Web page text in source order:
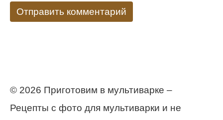
© 2026 Приготовим в мультиварке –
Рецепты с фото для мультиварки и не